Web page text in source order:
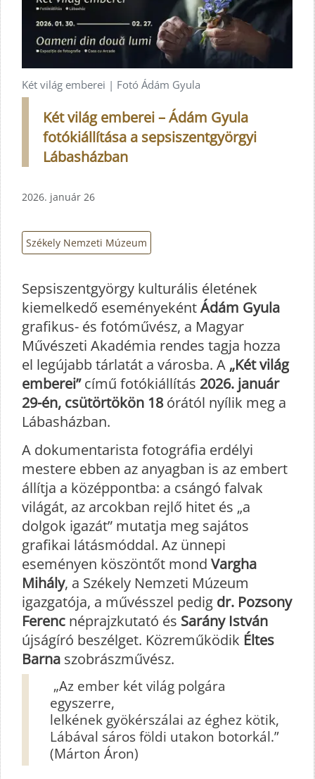
Két világ emberei | Fotó Ádám Gyula
Két világ emberei – Ádám Gyula
fotókiállítása a sepsiszentgyörgyi
Lábasházban
2026. január 26
Székely Nemzeti Múzeum
Sepsiszentgyörgy kulturális életének
kiemelkedő eseményekéntÁdám Gyula
grafikus- és fotóművész, a Magyar
Művészeti Akadémia rendes tagja hozza
el legújabb tárlatát a városba. A „Két világ
emberei”című fotókiállítás 2026. január
29-én, csütörtökön 18órától nyílik meg a
Lábasházban.
A dokumentarista fotográfia erdélyi
mestere ebben az anyagban is az embert
állítja a középpontba: a csángó falvak
világát, az arcokban rejlő hitet és „a
dolgok igazát” mutatja meg sajátos
grafikai látásmóddal. Az ünnepi
eseményen köszöntőt mond Vargha
Mihály, a Székely Nemzeti Múzeum
igazgatója, a művésszel pedig dr. Pozsony
Ferenc néprajzkutató és Sarány István
újságíró beszélget. Közreműködik Éltes
Barna szobrászművész.
„Az ember két világ polgára
egyszerre,
lelkének gyökérszálai az éghez kötik,
Lábával sáros földi utakon botorkál.”
(Márton Áron)